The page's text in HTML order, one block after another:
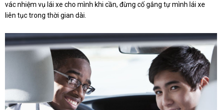
vác nhiệm vụ lái xe cho mình khi cần, đừng cố gắng tự mình lái xe
liên tục trong thời gian dài.